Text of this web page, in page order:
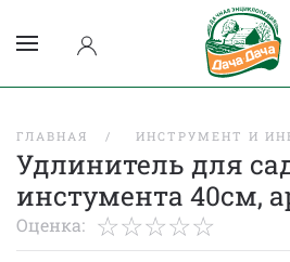
ГЛАВНАЯ ИНСТРУМЕНТ И
Удлинитель для
инстумента 40см,
Оценка: